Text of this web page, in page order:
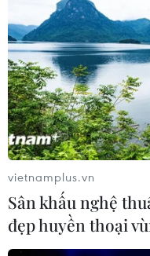
TIN LIÊN QUAN
vietnamplus.vn
Sân khấu nghệ
đẹp huyền thoại